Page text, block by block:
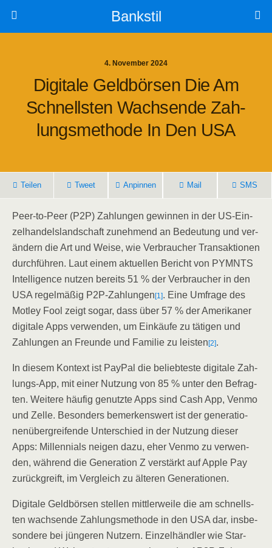
Bankstil
4. November 2024
Digi­ta­le Geld­bör­sen Die Am
Schnells­ten Wach­sen­de Zah­
Lungs­me­tho­de In Den USA
Tei­len Tweet Anpin­nen Mail SMS
Peer-to-Peer (P2P) Zah­lun­gen gewin­nen in der US-Ein­
zel­han­dels­land­schaft zuneh­mend an Bedeu­tung und ver­
än­dern die Art und Wei­se, wie Ver­brau­cher Trans­ak­tio­nen
durch­füh­ren. Laut einem aktu­el­len Bericht von PYMNTS
Intel­li­gence nut­zen bereits 51 % der Ver­brau­cher in den
USA regel­mä­ßig P2P-Zah­lun­gen [1]. Eine Umfra­ge des
Mot­ley Fool zeigt sogar, dass über 57 % der Ame­ri­ka­ner
digi­ta­le Apps ver­wen­den, um Ein­käu­fe zu täti­gen und
Zah­lun­gen an Freun­de und Fami­lie zu leis­ten [2].
In die­sem Kon­text ist Pay­Pal die belieb­tes­te digi­ta­le Zah­
lungs-App, mit einer Nut­zung von 85 % unter den Befrag­
ten. Wei­te­re häu­fig genutz­te Apps sind Cash App, Ven­mo
und Zel­le. Beson­ders bemer­kens­wert ist der gene­ra­tio­
nen­über­grei­fen­de Unter­schied in der Nut­zung die­ser
Apps: Mil­len­ni­als nei­gen dazu, eher Ven­mo zu ver­wen­
den, wäh­rend die Gene­ra­ti­on Z ver­stärkt auf Apple Pay
zurück­greift, im Ver­gleich zu älte­ren Generationen.
Digi­ta­le Geld­bör­sen stel­len mitt­ler­wei­le die am schnells­
ten wach­sen­de Zah­lungs­me­tho­de in den USA dar, ins­be­
son­de­re bei jün­ge­ren Nut­zern. Ein­zel­händ­ler wie Star­